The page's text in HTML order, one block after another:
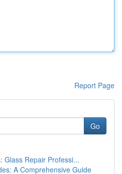
Report Page
Go
Glass Repair Professi...
A Comprehensive Guide